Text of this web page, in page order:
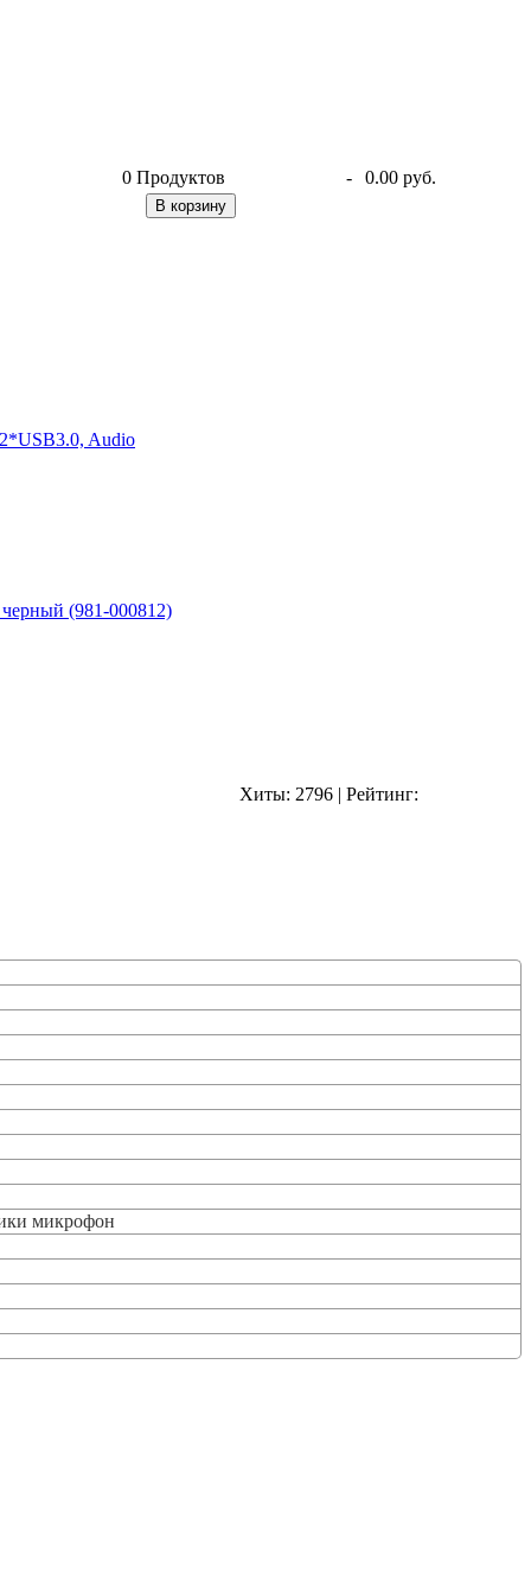
0 Продуктов - 0.00 руб.
В корзину
Audio
(981-000812)
Хиты: 2796 | Рейтинг:
микрофон